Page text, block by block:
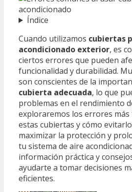
Índice
Cuando utilizamos cubiertas
acondicionado exterior, es
ciertos errores que pueden
funcionalidad y durabilidad.
son conscientes de la
cubierta adecuada, lo que
problemas en el rendimiento
exploraremos los errores
estas cubiertas y cómo
maximizar la protección y
tu sistema de aire
información práctica y
ayudarte a tomar decisiones
eficientes.